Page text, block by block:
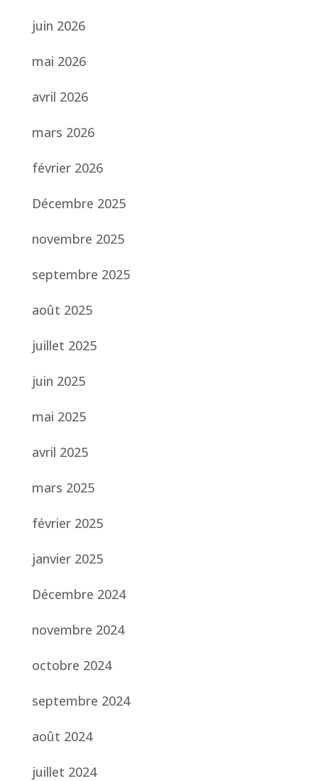
juin 2026
mai 2026
avril 2026
mars 2026
février 2026
Décembre 2025
novembre 2025
septembre 2025
août 2025
juillet 2025
juin 2025
mai 2025
avril 2025
mars 2025
février 2025
janvier 2025
Décembre 2024
novembre 2024
octobre 2024
septembre 2024
août 2024
juillet 2024